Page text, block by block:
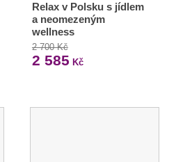
Relax v Polsku s jídlem
a neomezeným
wellness
2 700 Kč
2 585 Kč